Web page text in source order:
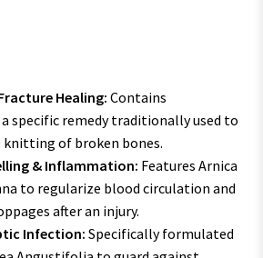
Healing: Contains
specific remedy traditionally used to
of broken bones.
& Inflammation: Features Arnica
to regularize blood circulation and
after an injury.
Infection: Specifically formulated